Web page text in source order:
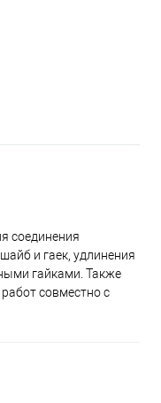
соединения
и гаек, удлинения
гайками. Также
совместно с